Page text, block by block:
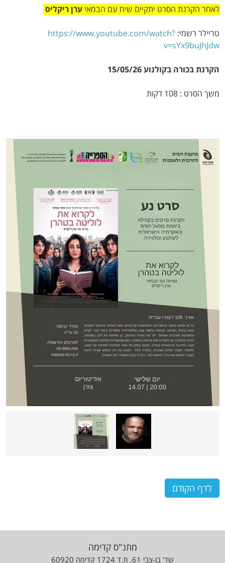
לאחר הקרנת הסרט יתקיים שיח עם הבמאיערן ריקליס
טריילר רשמי:https://www.youtube.com/watch?
v=sYx9buJhJdw
הקרנת בכורה בקולנוע 15/05/26
משך הסרט : 108 דקות
לדף הקודם
מתנ"ס קדימה
שד' בן-צבי 61, ת.ד 1724 קדימה 60920